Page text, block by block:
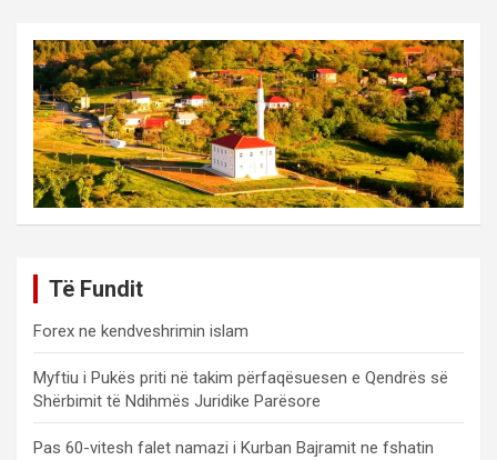
Të Fundit
Forex ne kendveshrimin islam
Myftiu i Pukës priti në takim përfaqësuesen e Qendrës së
Shërbimit të Ndihmës Juridike Parësore
Pas 60-vitesh falet namazi i Kurban Bajramit ne fshatin